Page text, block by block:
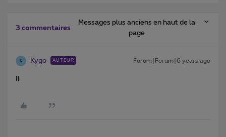
3 commentaires
Messages plus anciens en haut de la
page
K Kygo AUTEUR Forum|Forum|6 years ago
Il